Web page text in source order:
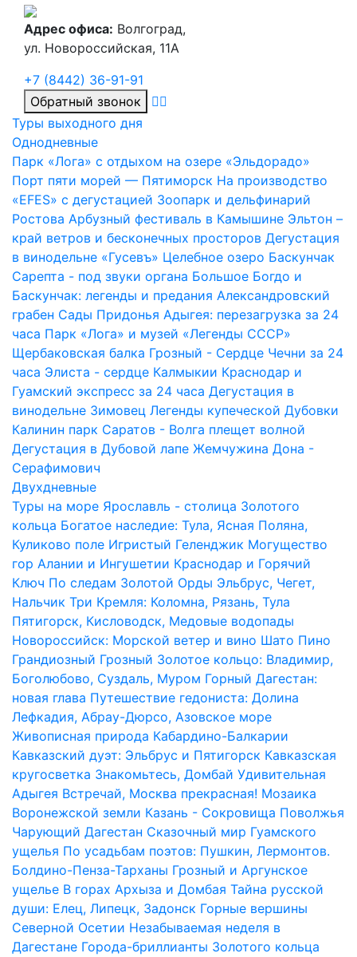
Адрес офиса: Волгоград,
ул. Новороссийская, 11А
+7 (8442) 36-91-91
Обратный звонок
Туры выходного дня
Однодневные
Парк «Лога» с отдыхом на озере «Эльдорадо»
Порт пяти морей — Пятиморск На производство
«EFES» с дегустацией Зоопарк и дельфинарий
Ростова Арбузный фестиваль в Камышине Эльтон –
край ветров и бесконечных просторов Дегустация
в винодельне «Гусевъ» Целебное озеро Баскунчак
Сарепта - под звуки органа Большое Богдо и
Баскунчак: легенды и предания Александровский
грабен Сады Придонья Адыгея: перезагрузка за 24
часа Парк «Лога» и музей «Легенды СССР»
Щербаковская балка Грозный - Сердце Чечни за 24
часа Элиста - сердце Калмыкии Краснодар и
Гуамский экспресс за 24 часа Дегустация в
винодельне Зимовец Легенды купеческой Дубовки
Калинин парк Саратов - Волга плещет волной
Дегустация в Дубовой лапе Жемчужина Дона -
Серафимович
Двухдневные
Туры на море Ярославль - столица Золотого
кольца Богатое наследие: Тула, Ясная Поляна,
Куликово поле Игристый Геленджик Могущество
гор Алании и Ингушетии Краснодар и Горячий
Ключ По следам Золотой Орды Эльбрус, Чегет,
Нальчик Три Кремля: Коломна, Рязань, Тула
Пятигорск, Кисловодск, Медовые водопады
Новороссийск: Морской ветер и вино Шато Пино
Грандиозный Грозный Золотое кольцо: Владимир,
Боголюбово, Суздаль, Муром Горный Дагестан:
новая глава Путешествие гедониста: Долина
Лефкадия, Абрау-Дюрсо, Азовское море
Живописная природа Кабардино-Балкарии
Кавказский дуэт: Эльбрус и Пятигорск Кавказская
кругосветка Знакомьтесь, Домбай Удивительная
Адыгея Встречай, Москва прекрасная! Мозаика
Воронежской земли Казань - Сокровища Поволжья
Чарующий Дагестан Сказочный мир Гуамского
ущелья По усадьбам поэтов: Пушкин, Лермонтов.
Болдино-Пенза-Тарханы Грозный и Аргунское
ущелье В горах Архыза и Домбая Тайна русской
души: Елец, Липецк, Задонск Горные вершины
Северной Осетии Незабываемая неделя в
Дагестане Города-бриллианты Золотого кольца